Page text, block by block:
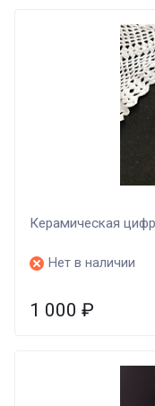
Керамическая
Нет в наличии
1 000 ₽